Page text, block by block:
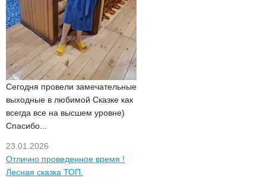
Сегодня провели замечательные
выходные в любимой Сказке как
всегда все на высшем уровне)
Спасибо...
23.01.2026
Отлично проведенное время !
Лесная сказка ТОП.